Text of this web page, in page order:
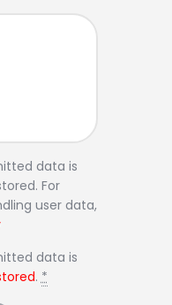
data is
For
user data,
data is
. *